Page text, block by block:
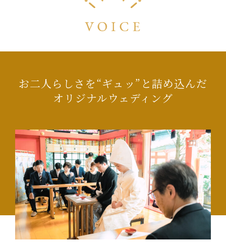
お二人らしさを“ギュッ”と詰め込んだ
オリジナルウェディング